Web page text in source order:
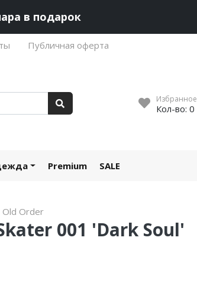
в подарок
Публичная оферта
Избранное
Кол-во: 0
Premium SALE
Old Order
001 'Dark Soul'